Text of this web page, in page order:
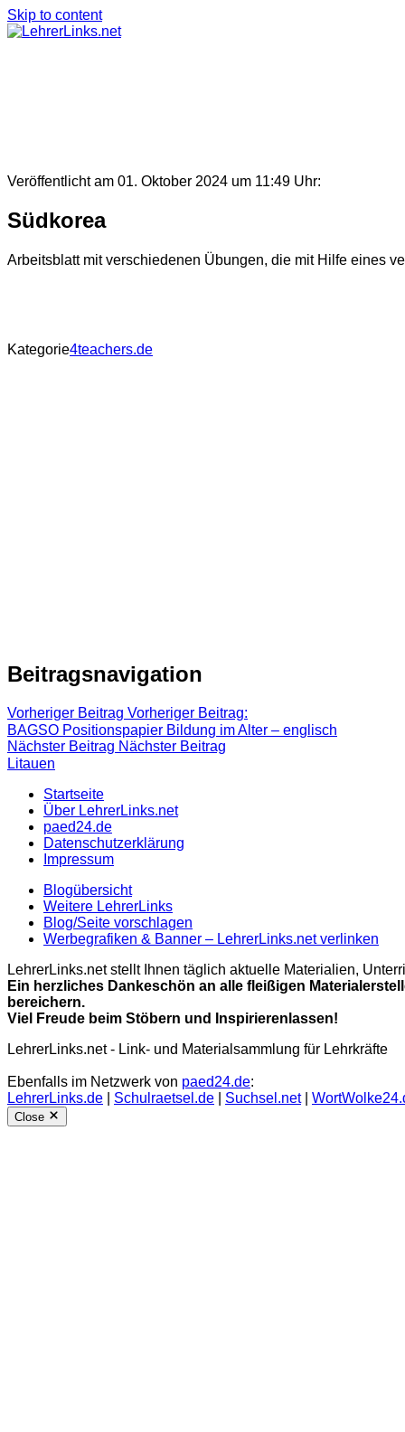
Skip to content
Veröffentlicht am 01. Oktober 2024 um 11:49 Uhr:
Südkorea
Arbeitsblatt mit verschiedenen Übungen, die mit Hilfe eines
Kategorie4teachers.de
Beitragsnavigation
Vorheriger Beitrag Vorheriger Beitrag:
BAGSO Positionspapier Bildung im Alter – englisch
Nächster Beitrag Nächster Beitrag
Litauen
Startseite
Über LehrerLinks.net
paed24.de
Datenschutzerklärung
Impressum
Blogübersicht
Weitere LehrerLinks
Blog/Seite vorschlagen
Werbegrafiken & Banner – LehrerLinks.net verlinken
LehrerLinks.net stellt Ihnen täglich aktuelle Materialien,
Ein herzliches Dankeschön an alle fleißigen
bereichern.
Viel Freude beim Stöbern und Inspirierenlassen!
LehrerLinks.net - Link- und Materialsammlung für Lehrkräfte
Ebenfalls im Netzwerk von paed24.de:
LehrerLinks.de
Schulraetsel.de Suchsel.net|
Close